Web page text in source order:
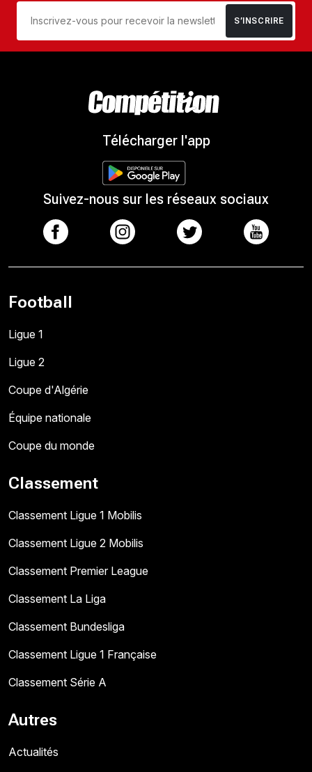
S’INSCRIRE
Télécharger l'app
Suivez-nous sur les réseaux sociaux
Football
Ligue 1
Ligue 2
Coupe d'Algérie
Équipe nationale
Coupe du monde
Classement
Classement Ligue 1 Mobilis
Classement Ligue 2 Mobilis
Classement Premier League
Classement La Liga
Classement Bundesliga
Classement Ligue 1 Française
Classement Série A
Autres
Actualités